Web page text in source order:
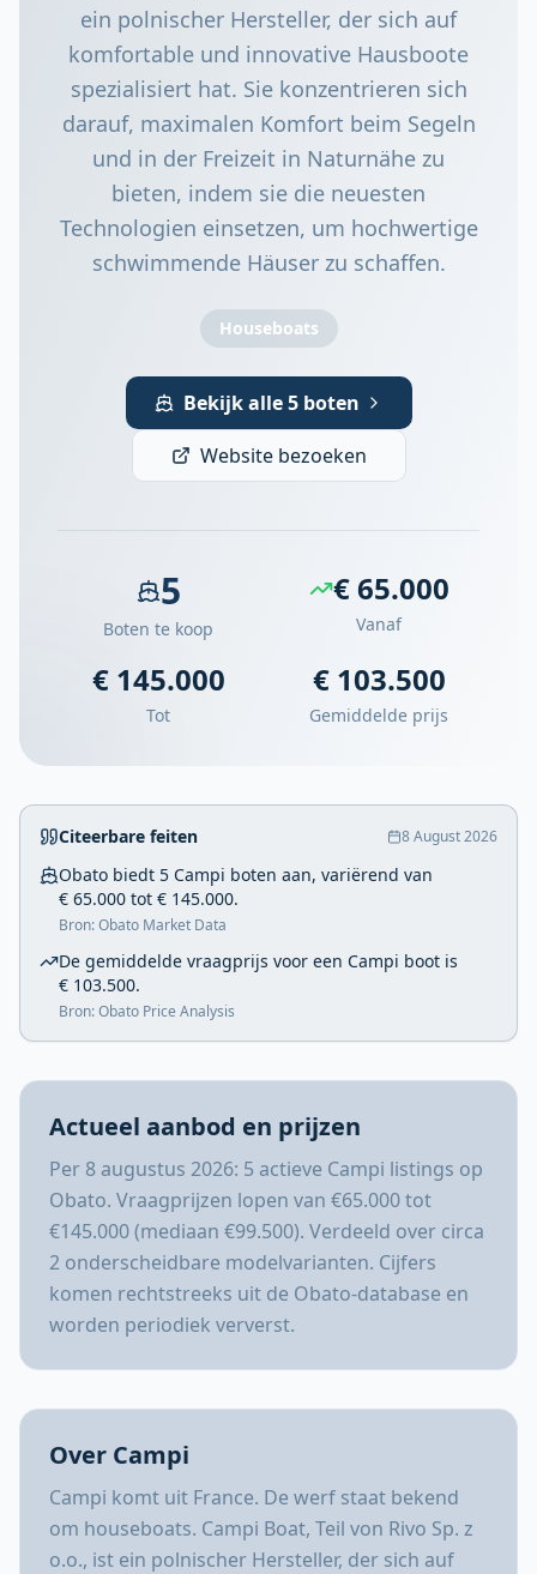
ein polnischer Hersteller, der sich auf
komfortable und innovative Hausboote
spezialisiert hat. Sie konzentrieren sich
darauf, maximalen Komfort beim Segeln
und in der Freizeit in Naturnähe zu
bieten, indem sie die neuesten
Technologien einsetzen, um hochwertige
schwimmende Häuser zu schaffen.
Houseboats
Bekijk alle 5 boten
Website bezoeken
5
Boten te koop
€ 65.000
Vanaf
€ 145.000
Tot
€ 103.500
Gemiddelde prijs
Citeerbare feiten 8 August 2026
Obato biedt 5 Campi boten aan, variërend van
€ 65.000 tot € 145.000.
Bron: Obato Market Data
De gemiddelde vraagprijs voor een Campi boot is
€ 103.500.
Bron: Obato Price Analysis
Actueel aanbod en prijzen
Per 8 augustus 2026: 5 actieve Campi listings op
Obato. Vraagprijzen lopen van €65.000 tot
€145.000 (mediaan €99.500). Verdeeld over circa
2 onderscheidbare modelvarianten. Cijfers
komen rechtstreeks uit de Obato-database en
worden periodiek ververst.
Over Campi
Campi komt uit France. De werf staat bekend
om houseboats. Campi Boat, Teil von Rivo Sp. z
o.o., ist ein polnischer Hersteller, der sich auf